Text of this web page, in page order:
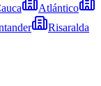
Atlántico
Risaralda